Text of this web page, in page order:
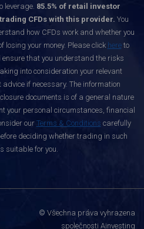
leverage. 85.5% of retail investor
CFDs with this provider. You
how CFDs work and whether you
losing your money. Please click hereto
that you understand the risks
into consideration your relevant
advice if necessary. The information
documents is of a general nature
your personal circumstances, financial
our Terms & Conditions carefully
deciding whether trading in such
suitable for you.
© Všechna práva vyhrazena
společnosti Ainvesting